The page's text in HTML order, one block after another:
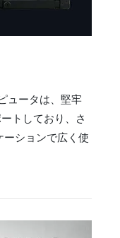
ュータは、堅牢
トしており、さ
ーションで広く使